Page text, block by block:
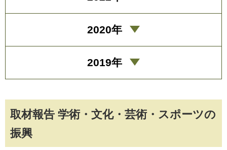
取材報告 学術・文化・芸術・スポーツの
振興
2020年
2019年